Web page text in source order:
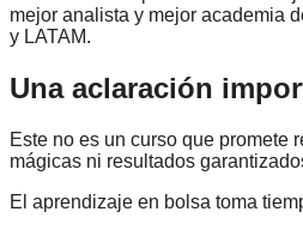
mejor analista y mejor academia
y LATAM.
Una aclaración
Este no es un curso que promete
mágicas ni resultados
El aprendizaje en bolsa toma